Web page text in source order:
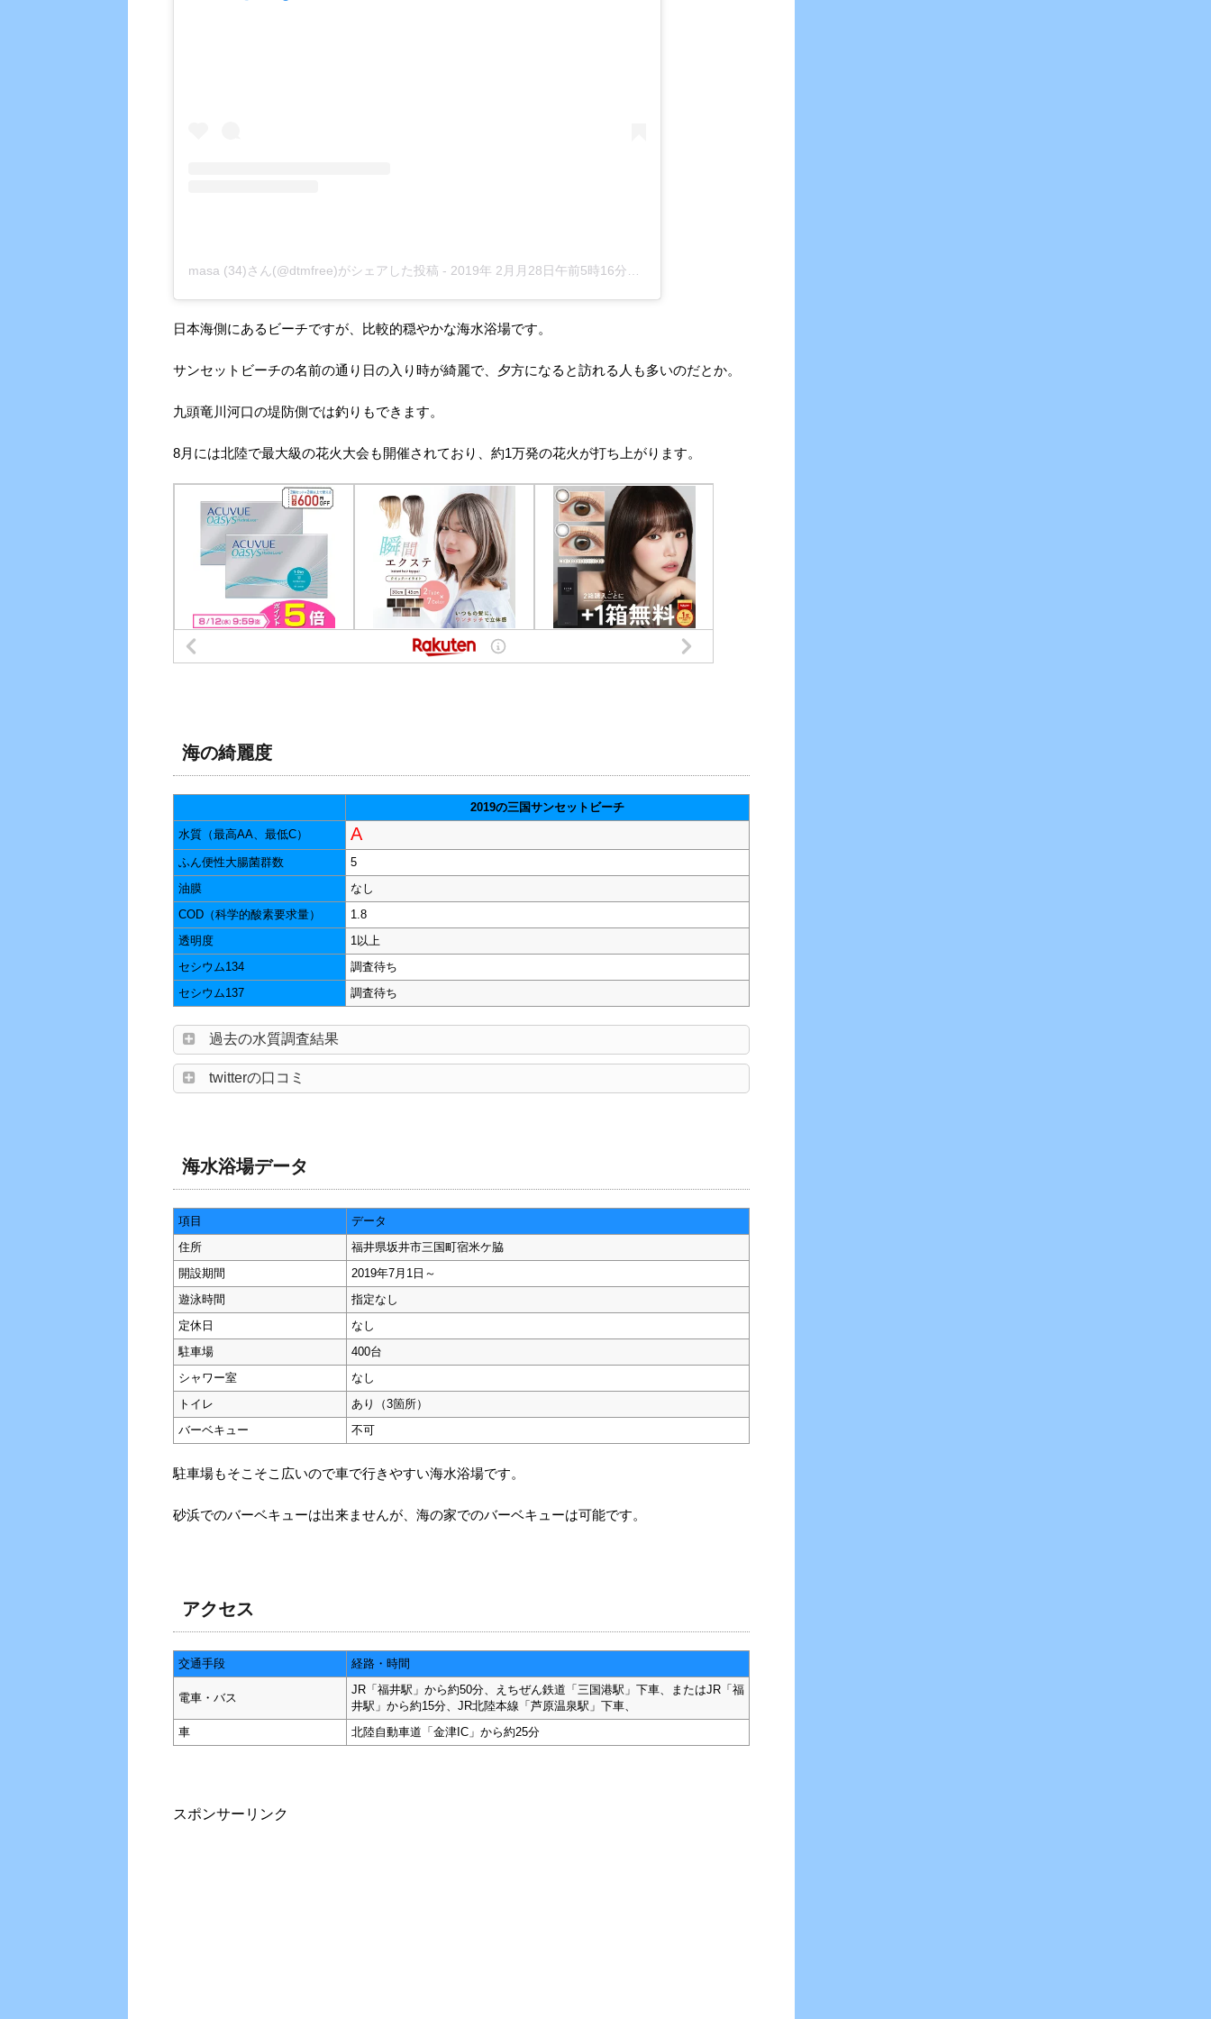
masa (34)さん(@dtmfree)がシェアした投稿 - 2019年 2月月28日午前5時16分PST
日本海側にあるビーチですが、比較的穏やかな海水浴場です。
サンセットビーチの名前の通り日の入り時が綺麗で、夕方になると訪れる人も多いのだとか。
九頭竜川河口の堤防側では釣りもできます。
8月には北陸で最大級の花火大会も開催されており、約1万発の花火が打ち上がります。
海の綺麗度
2019の三国サンセットビーチ
水質（最高AA、最低C）
A
ふん便性大腸菌群数
5
油膜
なし
COD（科学的酸素要求量）
1.8
透明度
1以上
セシウム134
調査待ち
セシウム137
調査待ち
過去の水質調査結果
twitterの口コミ
海水浴場データ
項目
データ
住所
福井県坂井市三国町宿米ケ脇
開設期間
2019年7月1日～
遊泳時間
指定なし
定休日
なし
駐車場
400台
シャワー室
なし
トイレ
あり（3箇所）
バーベキュー
不可
駐車場もそこそこ広いので車で行きやすい海水浴場です。
砂浜でのバーベキューは出来ませんが、海の家でのバーベキューは可能です。
アクセス
交通手段 経路・時間
電車・バス
JR「福井駅」から約50分、えちぜん鉄道「三国港駅」下車、またはJR「福
井駅」から約15分、JR北陸本線「芦原温泉駅」下車、
車
北陸自動車道「金津IC」から約25分
スポンサーリンク